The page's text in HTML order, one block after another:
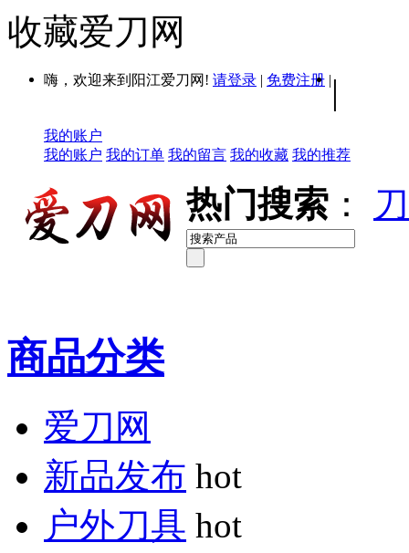
收藏爱刀网
嗨，欢迎来到阳江爱刀网! 请登录 | 免费注册 | |
我的账户
我的账户 我的订单 我的留言 我的收藏 我的推荐
热门搜索 ：
商品分类
爱刀网
新品发布 hot
户外刀具 hot